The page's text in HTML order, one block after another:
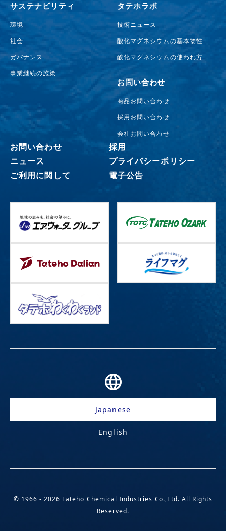
サステナビリティ
環境
社会
ガバナンス
事業継続の施策
タテホラボ
技術ニュース
酸化マグネシウムの基本物性
酸化マグネシウムの使われ方
お問い合わせ
商品お問い合わせ
採用お問い合わせ
会社お問い合わせ
お問い合わせ
採用
ニュース
プライバシーポリシー
ご利用に関して
電子公告
Japanese
English
© 1966 - 2026 Tateho Chemical Industries Co.,Ltd. All Rights
Reserved.